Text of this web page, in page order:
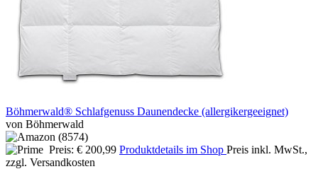
Böhmerwald® Schlafgenuss Daunendecke (allergikergeeignet)
von Böhmerwald
Preis: € 200,99 Produktdetails im Shop Preis inkl. MwSt.,
zzgl. Versandkosten